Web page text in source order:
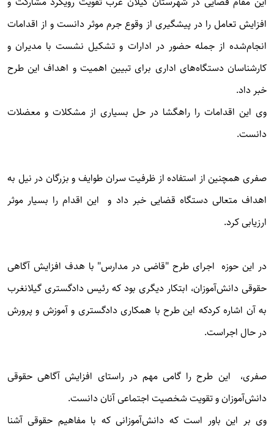
افزایش تعامل را در پیشگیری از وقوع جرم موثر دانست و از اقدامات
انجام‌شده از جمله حضور در ادارات و تشکیل نشست با مدیران و
کارشناسان دستگاه‌های اداری برای تبیین اهمیت و اهداف این طرح
خبر داد.
وی این اقدامات را راهگشا در حل بسیاری از مشکلات و معضلات
دانست.
صفری همچنین از استفاده از ظرفیت سران طوایف و بزرگان در نیل به
اهداف متعالی دستگاه قضایی خبر داد و این اقدام را بسیار موثر
ارزیابی کرد.
در این حوزه اجرای طرح "قاضی در مدارس" با هدف افزایش آگاهی
حقوقی دانش‌آموزان، ابتکار دیگری بود که رئیس دادگستری گیلانغرب
به آن اشاره کردکه این طرح با همکاری دادگستری و آموزش و پرورش
در حال اجراست.
صفری، این طرح را گامی مهم در راستای افزایش آگاهی حقوقی
دانش‌آموزان و تقویت شخصیت اجتماعی آنان دانست.
وی بر این باور است که دانش‌آموزانی که با مفاهیم حقوقی آشنا